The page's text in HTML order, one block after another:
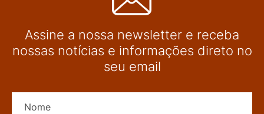
Assine a nossa newsletter e receba
nossas notícias e informações direto no
seu email